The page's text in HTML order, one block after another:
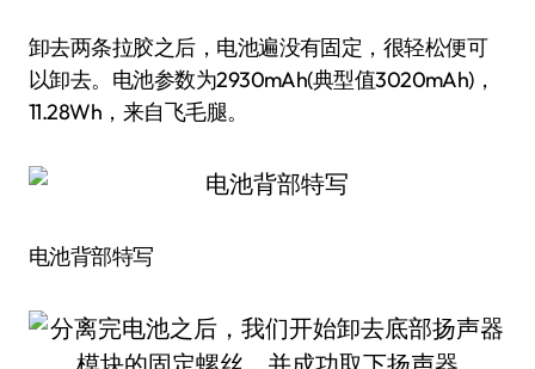
卸去两条拉胶之后，电池遍没有固定，很轻松便可
以卸去。电池参数为2930mAh(典型值3020mAh)，
11.28Wh，来自飞毛腿。
电池背部特写